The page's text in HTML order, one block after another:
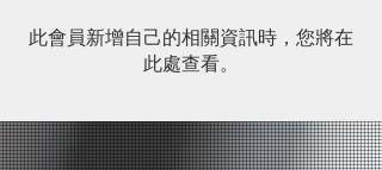
此會員新增自己的相關資訊時，您將在
此處查看。